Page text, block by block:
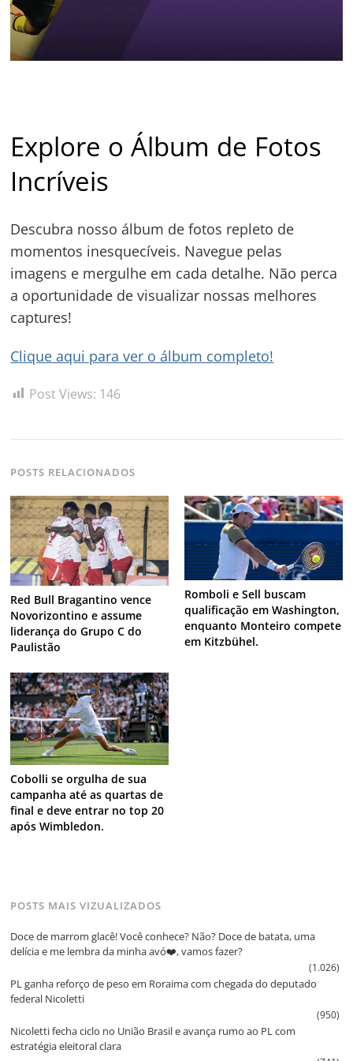
Explore o Álbum de Fotos
Incríveis
Descubra nosso álbum de fotos repleto de
momentos inesquecíveis. Navegue pelas
imagens e mergulhe em cada detalhe. Não perca
a oportunidade de visualizar nossas melhores
captures!
Clique aqui para ver o álbum completo!
Post Views: 146
POSTS RELACIONADOS
Red Bull Bragantino vence
Novorizontino e assume
liderança do Grupo C do
Paulistão
Romboli e Sell buscam
qualificação em Washington,
enquanto Monteiro compete
em Kitzbühel.
Cobolli se orgulha de sua
campanha até as quartas de
final e deve entrar no top 20
após Wimbledon.
de
Post
POSTS MAIS VIZUALIZADOS
Doce de marrom glacê! Você conhece? Não? Doce de batata, uma
delícia e me lembra da minha avó❤️, vamos fazer?
(1.026)
PL ganha reforço de peso em Roraima com chegada do deputado
federal Nicoletti
(950)
Nicoletti fecha ciclo no União Brasil e avança rumo ao PL com
estratégia eleitoral clara